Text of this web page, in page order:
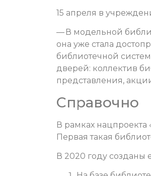
15 апреля в
— В модельной
она уже стала
библиотечной
дверей: коллектив
представления,
Справочно
В рамках нацпроекта
Первая такая
В 2020 году созданы